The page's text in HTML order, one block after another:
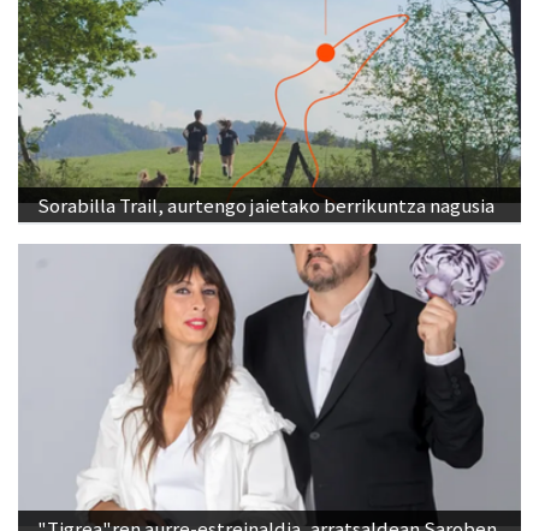
Sorabilla Trail, aurtengo jaietako berrikuntza nagusia
"Tigrea"ren aurre-estreinaldia, arratsaldean Saroben